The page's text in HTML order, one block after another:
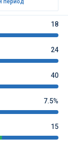
период
18
24
40
7.5%
15